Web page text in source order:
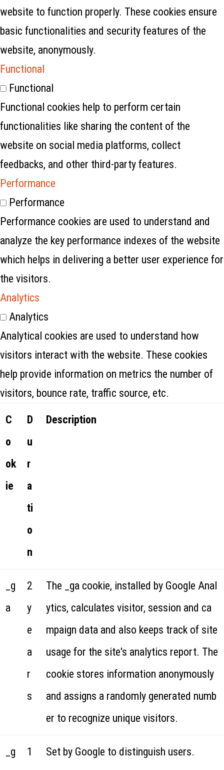
website to function properly. These cookies ensure
basic functionalities and security features of the
website, anonymously.
Functional
Functional
Functional cookies help to perform certain
functionalities like sharing the content of the
website on social media platforms, collect
feedbacks, and other third-party features.
Performance
Performance
Performance cookies are used to understand and
analyze the key performance indexes of the website
which helps in delivering a better user experience for
the visitors.
Analytics
Analytics
Analytical cookies are used to understand how
visitors interact with the website. These cookies
help provide information on metrics the number of
visitors, bounce rate, traffic source, etc.
C
o
ok
ie
D
u
r
a
ti
o
n
Description
_g
a
2
y
e
a
r
s
The _ga cookie, installed by Google Anal
ytics, calculates visitor, session and ca
mpaign data and also keeps track of site
usage for the site's analytics report. The
cookie stores information anonymously
and assigns a randomly generated numb
er to recognize unique visitors.
_g
1
Set by Google to distinguish users.